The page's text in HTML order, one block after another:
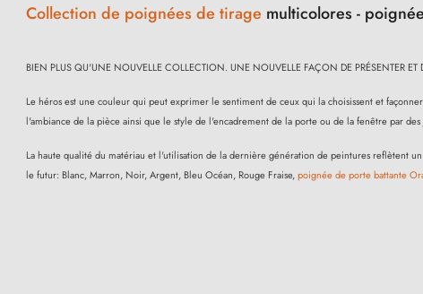
Collection de poignées de tirage multicolores -
BIEN PLUS QU'UNE NOUVELLE COLLECTION. UNE NOUVELLE FAÇON DE PRÉSENTER ET
Le héros est une couleur qui peut exprimer le sentiment de ceux qui la choisissent et
l'ambiance de la pièce ainsi que le style de l'encadrement de la porte ou de la fenêtre par
La haute qualité du matériau et l'utilisation de la dernière génération de peintures reflètent
le futur: Blanc, Marron, Noir, Argent, Bleu Océan, Rouge Fraise,poignée de porte battante